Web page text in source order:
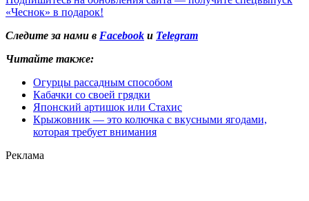
«Чеснок» в подарок!
Следите за нами в Facebook и Telegram
Читайте также:
Огурцы рассадным способом
Кабачки со своей грядки
Японский артишок или Стахис
Крыжовник — это колючка с вкусными ягодами,
которая требует внимания
Реклама